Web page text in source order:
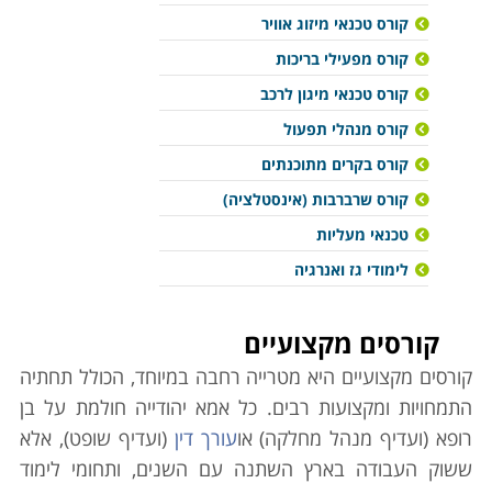
קורס טכנאי מיזוג אוויר
קורס מפעילי בריכות
קורס טכנאי מיגון לרכב
קורס מנהלי תפעול
קורס בקרים מתוכנתים
קורס שרברבות (אינסטלציה)
טכנאי מעליות
לימודי גז ואנרגיה
קורסים מקצועיים
קורסים מקצועיים היא מטרייה רחבה במיוחד, הכולל תחתיה
התמחויות ומקצועות רבים. כל אמא יהודייה חולמת על בן
רופא (ועדיף מנהל מחלקה) אועורך דין (ועדיף שופט), אלא
ששוק העבודה בארץ השתנה עם השנים, ותחומי לימוד